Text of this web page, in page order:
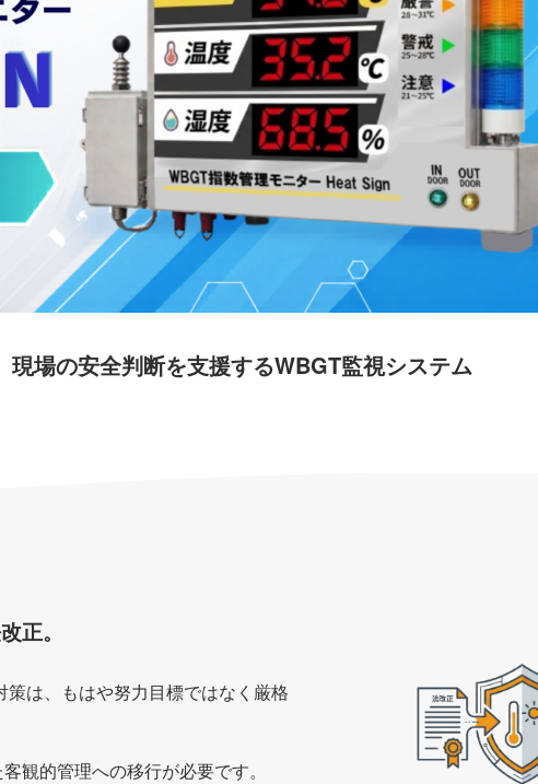
現場の安全判断を支援するWBGT監視システム
正。
は、もはや努力目標ではなく厳格
観的管理への移行が必要です。